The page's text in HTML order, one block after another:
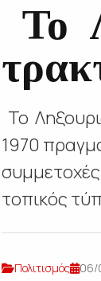
Το
Το
1970
τοπικός
Πολιτισμός 06/